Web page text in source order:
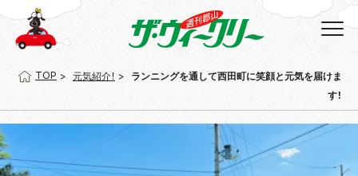
TOP 元気紹介！
ランニングを通して西田町に笑顔と元気を届けま
す！